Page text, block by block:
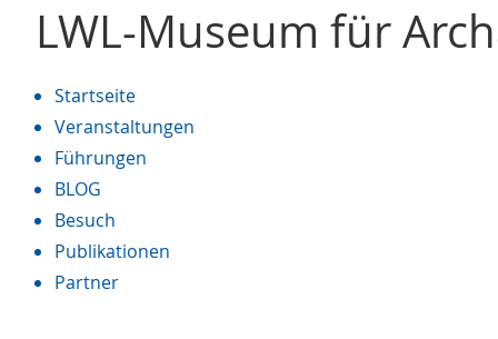
LWL-Museum für
Startseite
Veranstaltungen
Führungen
BLOG
Besuch
Publikationen
Partner